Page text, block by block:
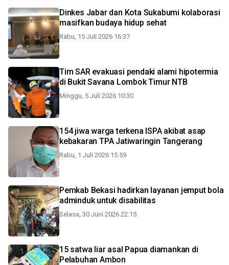
Dinkes Jabar dan Kota Sukabumi kolaborasi
masifkan budaya hidup sehat
Rabu, 15 Juli 2026 16:37
Tim SAR evakuasi pendaki alami hipotermia
di Bukit Savana Lombok Timur NTB
Minggu, 5 Juli 2026 10:30
154 jiwa warga terkena ISPA akibat asap
kebakaran TPA Jatiwaringin Tangerang
Rabu, 1 Juli 2026 15:59
Pemkab Bekasi hadirkan layanan jemput bola
adminduk untuk disabilitas
Selasa, 30 Juni 2026 22:15
15 satwa liar asal Papua diamankan di
Pelabuhan Ambon